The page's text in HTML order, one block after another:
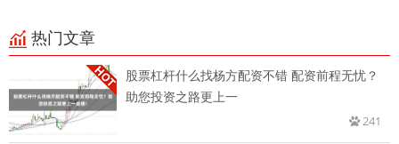
热门文章
股票杠杆什么找杨方配资不错 配资前程无忧？
助您投资之路更上一
241